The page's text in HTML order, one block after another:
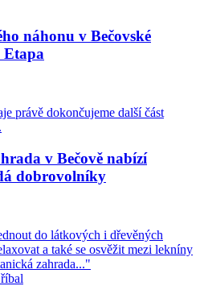
náhonu v Bečovské
Etapa
právě dokončujeme další část
v Bečově nabízí
dobrovolníky
do látkových i dřevěných
a také se osvěžit mezi lekníny
zahrada..."